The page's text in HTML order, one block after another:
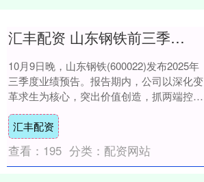
汇丰配资 山东钢铁前三季度利润总额约632亿元 深化变革助推业绩加速释放
10月9日晚，山东钢铁(600022)发布2025年
三季度业绩预告。报告期内，公司以深化变
革求生为核心，突出价值创造，抓两端控中
间，提效率、降成本、抓协同，经营....
汇丰配资
查看： 195 分类： 配资网站